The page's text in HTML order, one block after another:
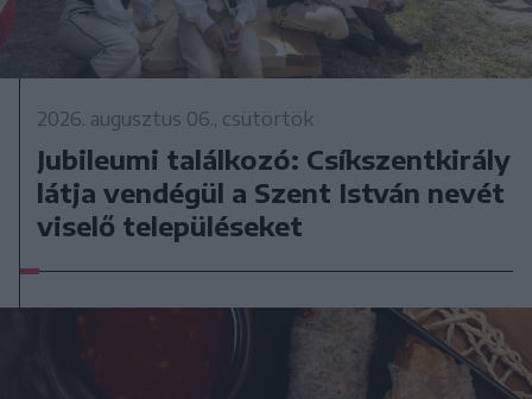
2026. augusztus 06., csütörtök
Jubileumi találkozó: Csíkszentkirály
látja vendégül a Szent István nevét
viselő településeket